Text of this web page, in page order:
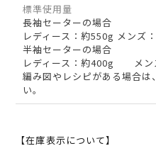
標準使用量
長袖セーターの場合
レディース：約550g メンズ
半袖セーターの場合
レディース：約400g メン
編み図やレシピがある場合
い。
【在庫表示について】